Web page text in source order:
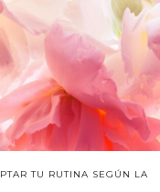
TU RUTINA SEGÚN LA